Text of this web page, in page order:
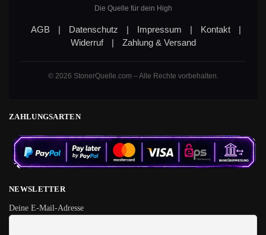
Die Quelle für dein High
AGB | Datenschutz | Impressum | Kontakt
|
Widerruf
| Zahlung & Versand
© 2026 StonerQuelle.com – Alle Rechte vorbehalten.
ZAHLUNGSARTEN
NEWSLETTER
Deine E-Mail-Adresse